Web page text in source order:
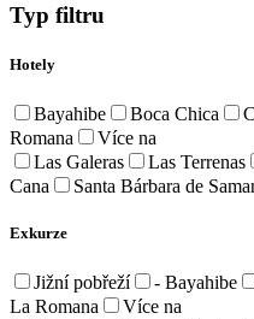
Typ filtru
Hotely
Bayahibe Boca Chica
Romana
Více na
Las Galeras
Las Terrenas
Cana
Santa Bárbara de
Exkurze
Jižní pobřeží - Bayahibe
La Romana
Více na